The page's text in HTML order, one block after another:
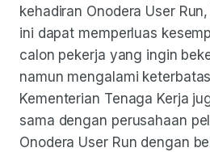
kehadiran Onodera User
ini dapat memperluas
calon pekerja yang ingin
namun mengalami
Kementerian Tenaga Kerja
sama dengan perusahaan
Onodera User Run dengan